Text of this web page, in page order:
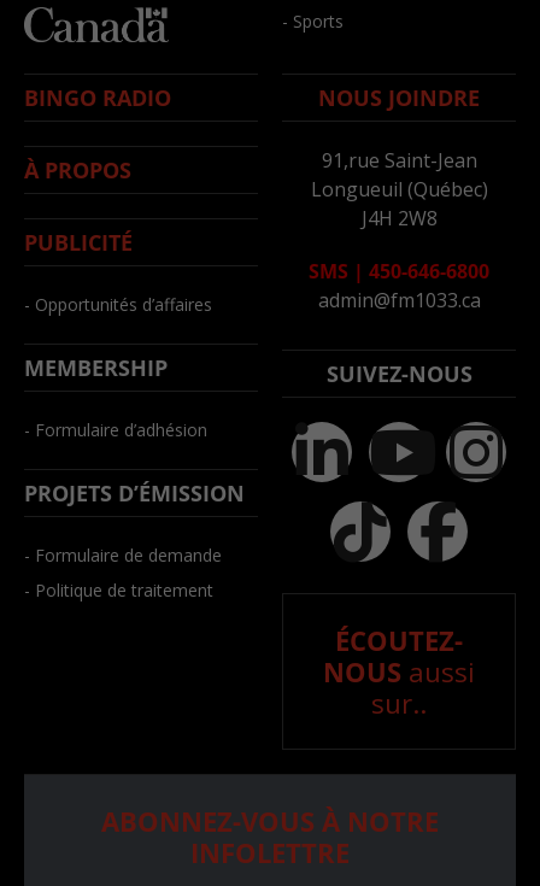
- Sports
BINGO RADIO
À PROPOS
PUBLICITÉ
- Opportunités d’affaires
MEMBERSHIP
- Formulaire d’adhésion
PROJETS D’ÉMISSION
- Formulaire de demande
- Politique de traitement
NOUS JOINDRE
91,rue Saint-Jean
Longueuil (Québec)
J4H 2W8
SMS | 450-646-6800
admin@fm1033.ca
SUIVEZ-NOUS
ÉCOUTEZ-
NOUS aussi
sur..
ABONNEZ-VOUS À NOTRE
INFOLETTRE